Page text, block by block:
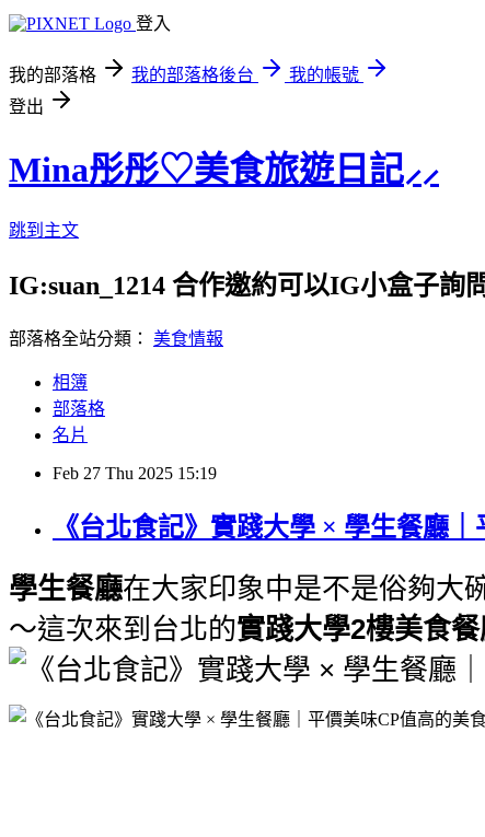
登入
我的部落格 我的部落格後台
我的帳號
登出
Mina彤彤♡美食旅遊日記⸝⸝
跳到主文
IG:suan_1214 合作邀約可以IG小盒子詢
部落格全站分類： 美食情報
相簿
部落格
名片
Feb 27 Thu 2025 15:19
《台北食記》實踐大學 × 學生餐廳
學生餐廳在大家印象中是不是俗夠大
～這次來到台北的實踐大學2樓美食餐